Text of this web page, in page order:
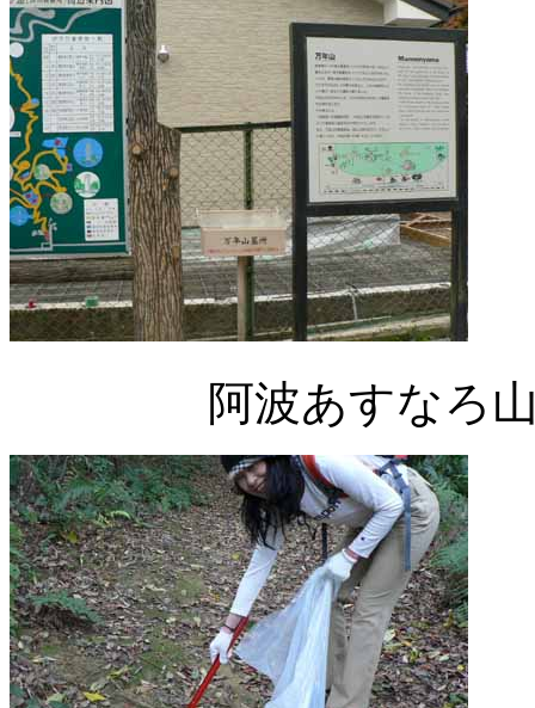
阿波あすなろ